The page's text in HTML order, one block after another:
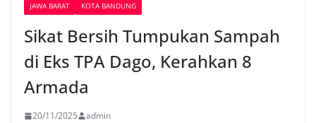
JAWA BARAT KOTA BANDUNG
Sikat Bersih Tumpukan Sampah
di Eks TPA Dago, Kerahkan 8
Armada
20/11/2025 admin